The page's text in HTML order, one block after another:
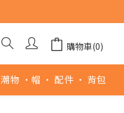
購物車(0)
潮物 ·帽 · 配件 · 背包